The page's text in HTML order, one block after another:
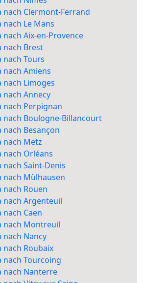
nach Clermont-Ferrand
nach Le Mans
nach Aix-en-Provence
nach Brest
nach Tours
nach Amiens
nach Limoges
nach Annecy
nach Perpignan
nach Boulogne-Billancourt
nach Besançon
nach Metz
nach Orléans
nach Saint-Denis
nach Mülhausen
nach Rouen
nach Argenteuil
nach Caen
nach Montreuil
nach Nancy
nach Roubaix
nach Tourcoing
nach Nanterre